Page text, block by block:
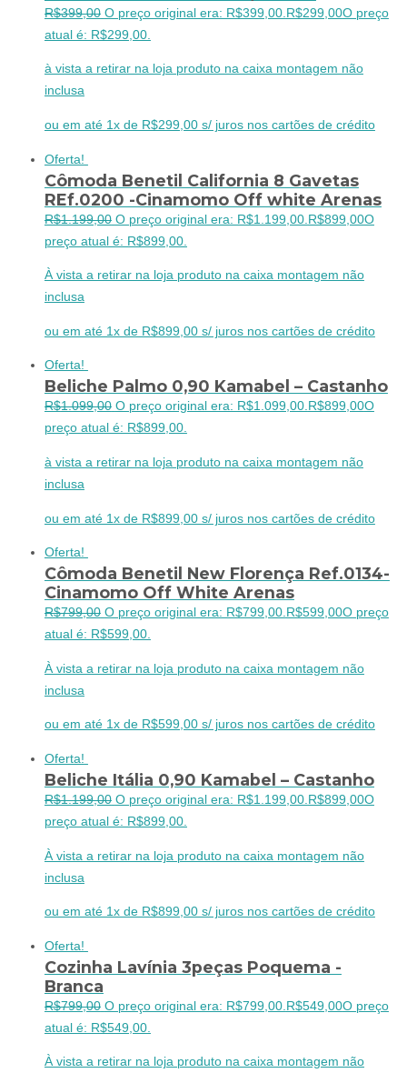
R$399,00 O preço original era: R$399,00. R$299,00O preço
atual é: R$299,00.
à vista a retirar na loja produto na caixa montagem não
inclusa
ou em até 1x de R$299,00 s/ juros nos cartões de crédito
Oferta!
Cômoda Benetil California 8 Gavetas
REf.0200 -Cinamomo Off white Arenas
R$1.199,00 O preço original era: R$1.199,00. R$899,00O
preço atual é: R$899,00.
À vista a retirar na loja produto na caixa montagem não
inclusa
ou em até 1x de R$899,00 s/ juros nos cartões de crédito
Oferta!
Beliche Palmo 0,90 Kamabel – Castanho
R$1.099,00 O preço original era: R$1.099,00. R$899,00O
preço atual é: R$899,00.
à vista a retirar na loja produto na caixa montagem não
inclusa
ou em até 1x de R$899,00 s/ juros nos cartões de crédito
Oferta!
Cômoda Benetil New Florença Ref.0134-
Cinamomo Off White Arenas
R$799,00 O preço original era: R$799,00. R$599,00O preço
atual é: R$599,00.
À vista a retirar na loja produto na caixa montagem não
inclusa
ou em até 1x de R$599,00 s/ juros nos cartões de crédito
Oferta!
Beliche Itália 0,90 Kamabel – Castanho
R$1.199,00 O preço original era: R$1.199,00. R$899,00O
preço atual é: R$899,00.
À vista a retirar na loja produto na caixa montagem não
inclusa
ou em até 1x de R$899,00 s/ juros nos cartões de crédito
Oferta!
Cozinha Lavínia 3peças Poquema -
Branca
R$799,00 O preço original era: R$799,00. R$549,00O preço
atual é: R$549,00.
À vista a retirar na loja produto na caixa montagem não